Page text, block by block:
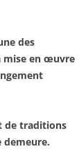
des
mise en œuvre
de traditions
demeure.